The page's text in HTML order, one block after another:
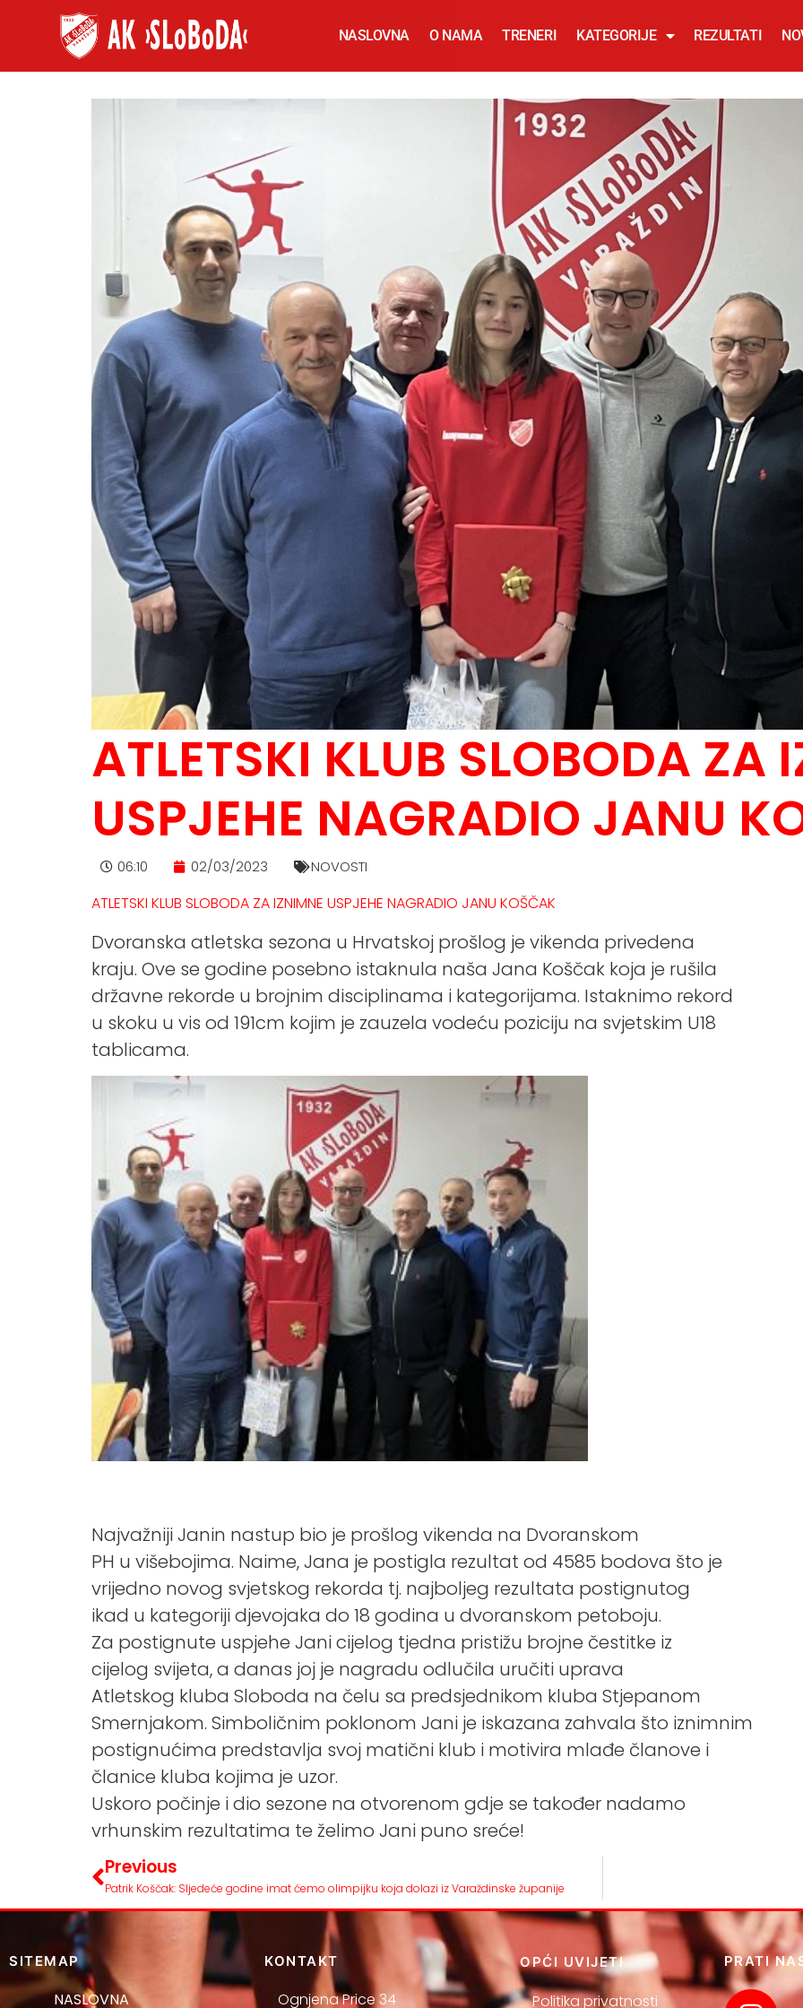
NASLOVNA O NAMA TRENERI KATEGORIJE REZULTATI
ATLETSKI KLUB SLOBODA ZA
USPJEHE NAGRADIO JANU
06:10 02/03/2023 NOVOSTI
ATLETSKI KLUB SLOBODA ZA IZNIMNE USPJEHE NAGRADIO JANU KOŠČAK
Dvoranska atletska sezona u Hrvatskoj prošlog je vikenda privedena
kraju. Ove se godine posebno istaknula naša Jana Koščak koja je rušila
državne rekorde u brojnim disciplinama i kategorijama. Istaknimo rekord
u skoku u vis od 191cm kojim je zauzela vodeću poziciju na svjetskim U18
tablicama.
Najvažniji Janin nastup bio je prošlog vikenda na Dvoranskom
PH u višebojima. Naime, Jana je postigla rezultat od 4585 bodova što je
vrijedno novog svjetskog rekorda tj. najboljeg rezultata postignutog
ikad u kategoriji djevojaka do 18 godina u dvoranskom petoboju.
Za postignute uspjehe Jani cijelog tjedna pristižu brojne čestitke iz
cijelog svijeta, a danas joj je nagradu odlučila uručiti uprava
Atletskog kluba Sloboda na čelu sa predsjednikom kluba Stjepanom
Smernjakom. Simboličnim poklonom Jani je iskazana zahvala što iznimnim
postignućima predstavlja svoj matični klub i motivira mlađe članove i
članice kluba kojima je uzor.
Uskoro počinje i dio sezone na otvorenom gdje se također nadamo
vrhunskim rezultatima te želimo Jani puno sreće!
Previous
Patrik Koščak: Sljedeće godine imat ćemo olimpijku koja dolazi iz Varaždinske županije
SITEMAP
NASLOVNA
KONTAKT
Ognjena Price 34
OPĆI UVIJETI
Politika privatnosti
PRATI